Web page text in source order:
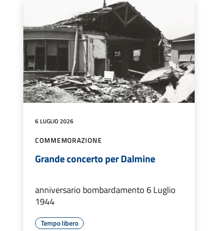
6 LUGLIO 2026
COMMEMORAZIONE
Grande concerto per Dalmine
anniversario bombardamento 6 Luglio
1944
Tempo libero